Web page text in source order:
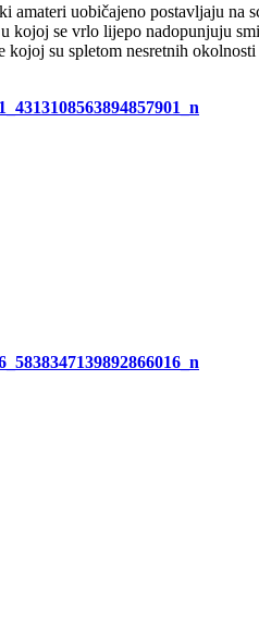
amateri uobičajeno postavljaju na
kojoj se vrlo lijepo nadopunjuju
kojoj su spletom nesretnih